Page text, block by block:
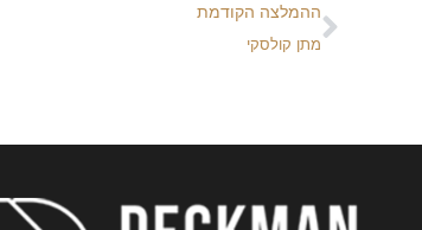
ההמלצה הקודמת
מתן קולסקי